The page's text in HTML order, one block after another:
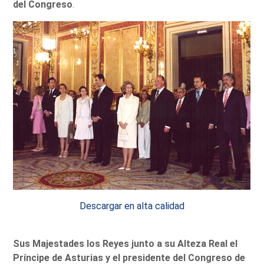
del Congreso
Descargar en alta calidad
Sus Majestades los Reyes junto a su Alteza Real el
Príncipe de Asturias y el presidente del Congreso de